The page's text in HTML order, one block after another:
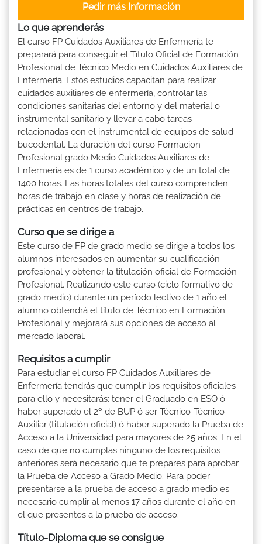
Pedir más Información
Lo que aprenderás
El curso FP Cuidados Auxiliares de Enfermería te
preparará para conseguir el Título Oficial de Formación
Profesional de Técnico Medio en Cuidados Auxiliares de
Enfermería. Estos estudios capacitan para realizar
cuidados auxiliares de enfermería, controlar las
condiciones sanitarias del entorno y del material o
instrumental sanitario y llevar a cabo tareas
relacionadas con el instrumental de equipos de salud
bucodental. La duración del curso Formacion
Profesional grado Medio Cuidados Auxiliares de
Enfermería es de 1 curso académico y de un total de
1400 horas. Las horas totales del curso comprenden
horas de trabajo en clase y horas de realización de
prácticas en centros de trabajo.
Curso que se dirige a
Este curso de FP de grado medio se dirige a todos los
alumnos interesados en aumentar su cualificación
profesional y obtener la titulación oficial de Formación
Profesional. Realizando este curso (ciclo formativo de
grado medio) durante un período lectivo de 1 año el
alumno obtendrá el título de Técnico en Formación
Profesional y mejorará sus opciones de acceso al
mercado laboral.
Requisitos a cumplir
Para estudiar el curso FP Cuidados Auxiliares de
Enfermería tendrás que cumplir los requisitos oficiales
para ello y necesitarás: tener el Graduado en ESO ó
haber superado el 2º de BUP ó ser Técnico-Técnico
Auxiliar (titulación oficial) ó haber superado la Prueba de
Acceso a la Universidad para mayores de 25 años. En el
caso de que no cumplas ninguno de los requisitos
anteriores será necesario que te prepares para aprobar
la Prueba de Acceso a Grado Medio. Para poder
presentarse a la prueba de acceso a grado medio es
necesario cumplir al menos 17 años durante el año en
el que presentes a la prueba de acceso.
Título-Diploma que se consigue